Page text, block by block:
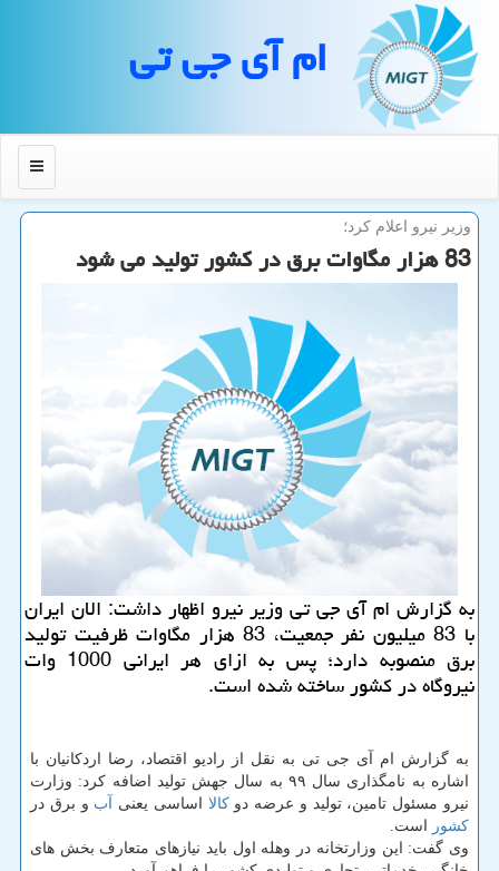
ام آی جی تی
منو
وزیر نیرو اعلام كرد؛
83 هزار مگاوات برق در كشور تولید می شود
به گزارش ام آی جی تی وزیر نیرو اظهار داشت: الان ایران
با 83 میلیون نفر جمعیت، 83 هزار مگاوات ظرفیت تولید
برق منصوبه دارد؛ پس به ازای هر ایرانی 1000 وات
نیروگاه در كشور ساخته شده است.
به گزارش ام آی جی تی به نقل از رادیو اقتصاد، رضا اردكانیان با
اشاره به نامگذاری سال ۹۹ به سال جهش تولید اضافه كرد: وزارت
نیرو مسئول تامین، تولید و عرضه دوكالا اساسی یعنی آب و برق در
كشور است.
وی گفت: این وزارتخانه در وهله اول باید نیازهای متعارف بخش های